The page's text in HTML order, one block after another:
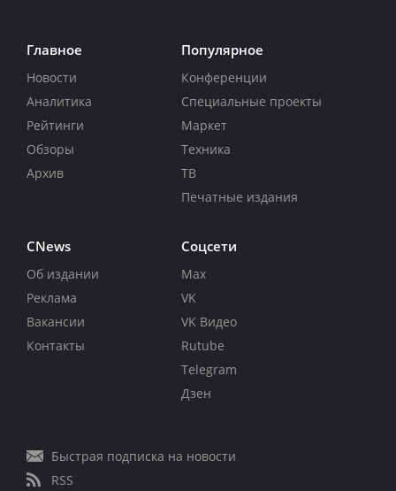
Главное
Новости
Аналитика
Рейтинги
Обзоры
Архив
Популярное
Конференции
Специальные проекты
Маркет
Техника
ТВ
Печатные издания
CNews
Об издании
Реклама
Вакансии
Контакты
Соцсети
Max
VK
VK Видео
Rutube
Telegram
Дзен
Быстрая подписка на новости
RSS